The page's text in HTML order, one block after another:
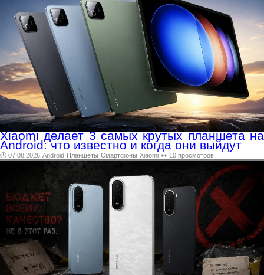
Xiaomi делает 3 самых крутых планшета на
Android: что известно и когда они выйдут
🕑 07.08.2026 Android Планшеты Смартфоны Xiaomi 👀 10 просмотров